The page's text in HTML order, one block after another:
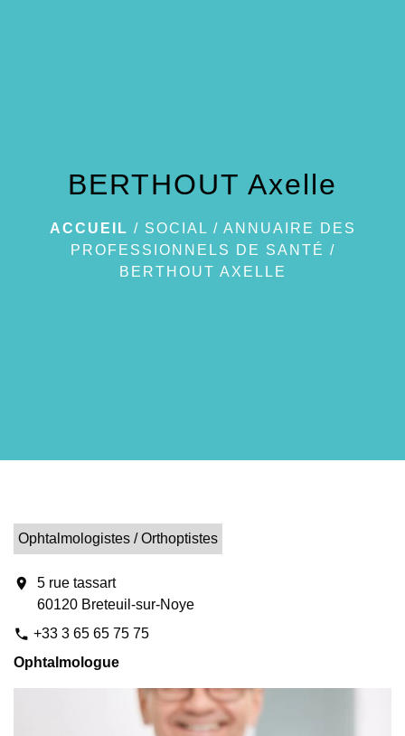
BERTHOUT Axelle
ACCUEIL / SOCIAL / ANNUAIRE DES
PROFESSIONNELS DE SANTÉ /
BERTHOUT AXELLE
Ophtalmologistes / Orthoptistes
location_on
5 rue tassart
60120 Breteuil-sur-Noye
phone +33 3 65 65 75 75
Ophtalmologue